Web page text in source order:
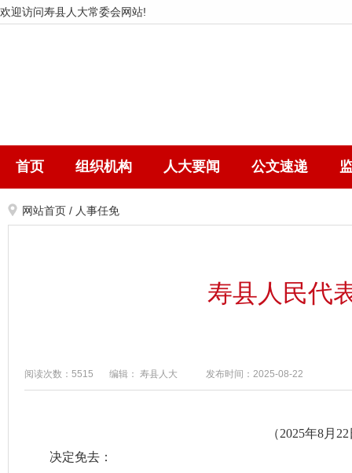
欢迎访问寿县人大常委会网站!
首页 组织机构 人大要闻 公文速递
网站首页 / 人事任免
寿县人民代
阅读次数：5515 编辑： 寿县人大 发布时间：2025-08-22
（2025年8月
决定免去：